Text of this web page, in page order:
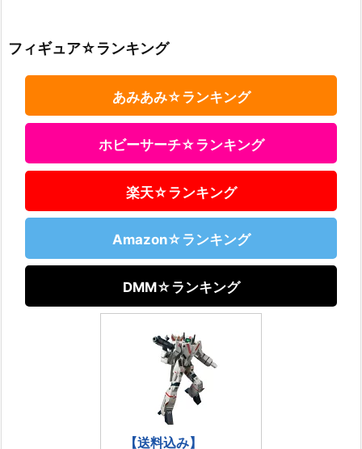
フィギュア☆ランキング
あみあみ☆ランキング
ホビーサーチ☆ランキング
楽天☆ランキング
Amazon☆ランキング
DMM☆ランキング